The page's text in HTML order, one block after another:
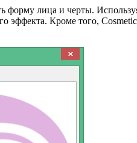
форму лица и черты.
эффекта. Кроме того,